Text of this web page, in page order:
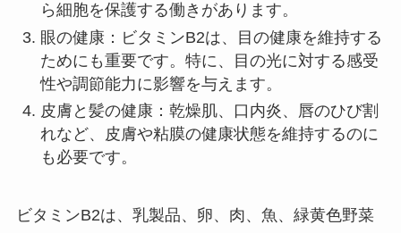
ら細胞を保護する働きがあります。
眼の健康：ビタミンB2は、目の健康を維持する
ためにも重要です。特に、目の光に対する感受
性や調節能力に影響を与えます。
皮膚と髪の健康：乾燥肌、口内炎、唇のひび割
れなど、皮膚や粘膜の健康状態を維持するのに
も必要です。
ビタミンB2は、乳製品、卵、肉、魚、緑黄色野菜